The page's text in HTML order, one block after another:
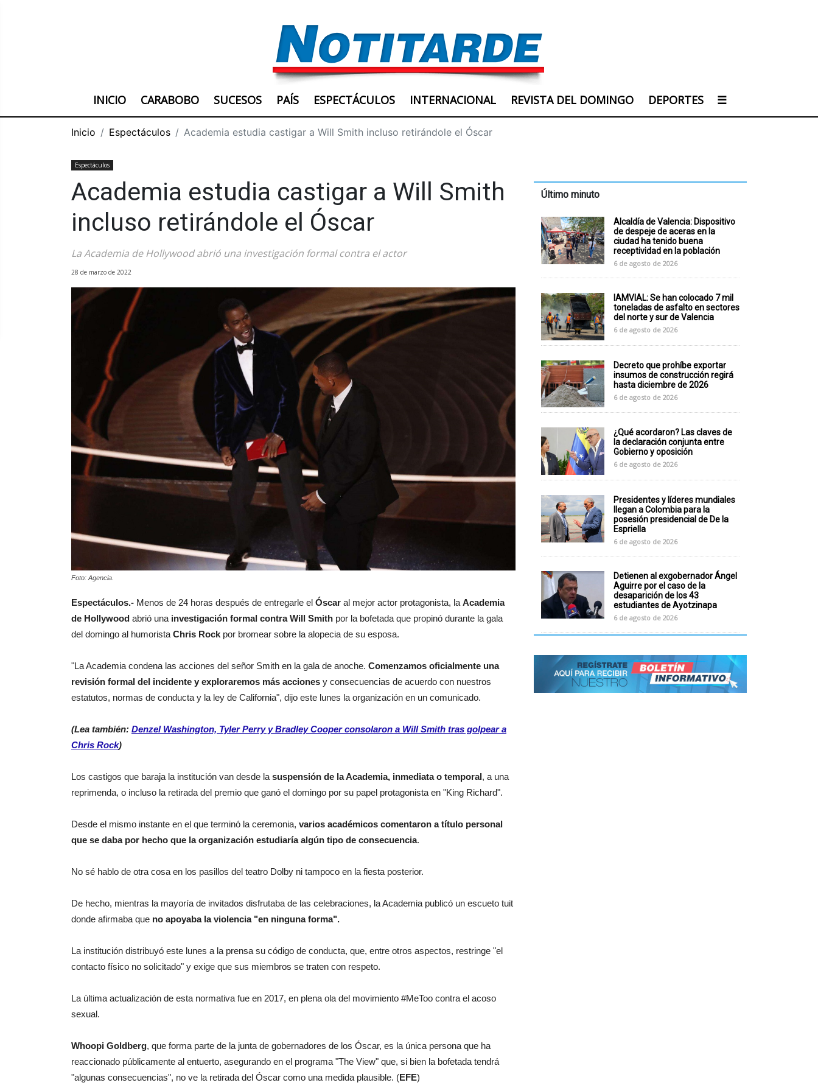
INICIO CARABOBO SUCESOS PAÍS ESPECTÁCULOS INTERNACIONAL REVISTA DEL DOMINGO DEPORTES ☰
Inicio Espectáculos Academia estudia castigar a Will Smith incluso retirándole el Óscar
Espectáculos
Academia estudia castigar a Will Smith
incluso retirándole el Óscar
La Academia de Hollywood abrió una investigación formal contra el actor
28 de marzo de 2022
Foto: Agencia.
Espectáculos.- Menos de 24 horas después de entregarle el Óscar al mejor actor protagonista, la Academia
de Hollywood abrió una investigación formal contra Will Smith por la bofetada que propinó durante la gala
del domingo al humorista Chris Rock por bromear sobre la alopecia de su esposa.
"La Academia condena las acciones del señor Smith en la gala de anoche. Comenzamos oficialmente una
revisión formal del incidente y exploraremos más acciones y consecuencias de acuerdo con nuestros
estatutos, normas de conducta y la ley de California", dijo este lunes la organización en un comunicado.
(Lea también: Denzel Washington, Tyler Perry y Bradley Cooper consolaron a Will Smith tras golpear a
Chris Rock)
Los castigos que baraja la institución van desde la suspensión de la Academia, inmediata o temporal, a una
reprimenda, o incluso la retirada del premio que ganó el domingo por su papel protagonista en "King Richard".
Desde el mismo instante en el que terminó la ceremonia, varios académicos comentaron a título personal
que se daba por hecho que la organización estudiaría algún tipo de consecuencia.
No sé hablo de otra cosa en los pasillos del teatro Dolby ni tampoco en la fiesta posterior.
De hecho, mientras la mayoría de invitados disfrutaba de las celebraciones, la Academia publicó un escueto tuit
donde afirmaba que no apoyaba la violencia "en ninguna forma".
La institución distribuyó este lunes a la prensa su código de conducta, que, entre otros aspectos, restringe "el
contacto físico no solicitado" y exige que sus miembros se traten con respeto.
La última actualización de esta normativa fue en 2017, en plena ola del movimiento #MeToo contra el acoso
sexual.
Whoopi Goldberg, que forma parte de la junta de gobernadores de los Óscar, es la única persona que ha
reaccionado públicamente al entuerto, asegurando en el programa "The View" que, si bien la bofetada tendrá
"algunas consecuencias", no ve la retirada del Óscar como una medida plausible. (EFE)
Último minuto
Alcaldía de Valencia: Dispositivo
de despeje de aceras en la
ciudad ha tenido buena
receptividad en la población
6 de agosto de 2026
IAMVIAL: Se han colocado 7 mil
toneladas de asfalto en sectores
del norte y sur de Valencia
6 de agosto de 2026
Decreto que prohíbe exportar
insumos de construcción regirá
hasta diciembre de 2026
6 de agosto de 2026
¿Qué acordaron? Las claves de
la declaración conjunta entre
Gobierno y oposición
6 de agosto de 2026
Presidentes y líderes mundiales
llegan a Colombia para la
posesión presidencial de De la
Espriella
6 de agosto de 2026
Detienen al exgobernador Ángel
Aguirre por el caso de la
desaparición de los 43
estudiantes de Ayotzinapa
6 de agosto de 2026